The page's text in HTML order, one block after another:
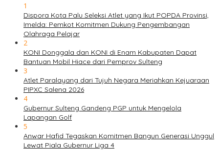
1
Dispora Kota Palu Seleksi Atlet yang Ikut POPDA Provinsi,
Imelda: Pemkot Komitmen Dukung Pengembangan
Olahraga Pelajar
2
KONI Donggala dan KONI di Enam Kabupaten Dapat
Bantuan Mobil Hiace dari Pemprov Sulteng
3
Atlet Paralayang dari Tujuh Negara Meriahkan Kejuaraan
PIPXC Salena 2026
4
Gubernur Sulteng Gandeng PGP untuk Mengelola
Lapangan Golf
5
Anwar Hafid Tegaskan Komitmen Bangun Generasi Unggul
Lewat Piala Gubernur Liga 4